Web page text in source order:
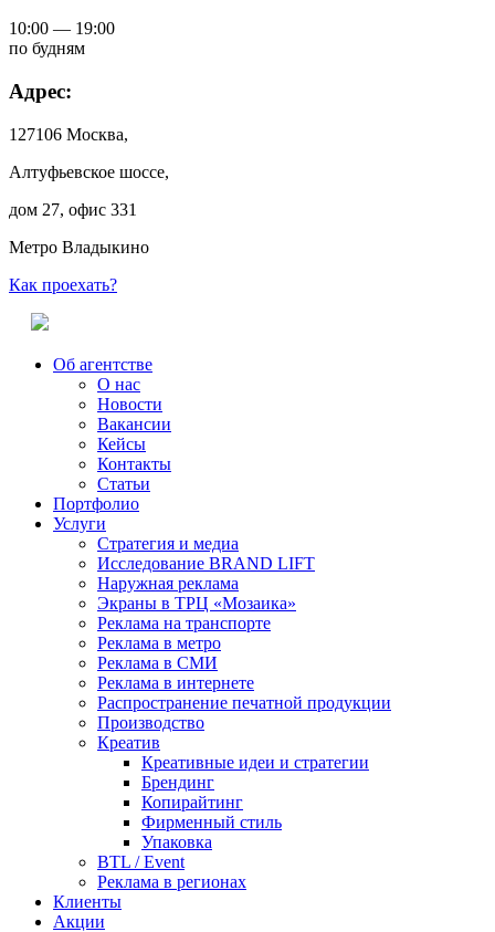
10:00 — 19:00
по будням
Адрес:
127106 Москва,
Алтуфьевское шоссе,
дом 27, офис 331
Метро Владыкино
Как проехать?
Об агентстве
О нас
Новости
Вакансии
Кейсы
Контакты
Статьи
Портфолио
Услуги
Стратегия и медиа
Исследование BRAND LIFT
Наружная реклама
Экраны в ТРЦ «Мозаика»
Реклама на транспорте
Реклама в метро
Реклама в СМИ
Реклама в интернете
Распространение печатной продукции
Производство
Креатив
Креативные идеи и стратегии
Брендинг
Копирайтинг
Фирменный стиль
Упаковка
BTL / Event
Реклама в регионах
Клиенты
Акции